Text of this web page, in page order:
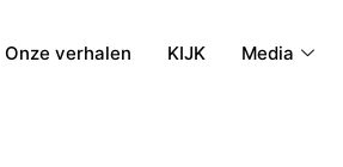
Onze verhalen KIJK Media